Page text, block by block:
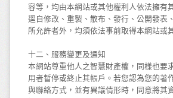
容等，均由本網站或其他權利人依法擁有
逕自修改、重製、散布、發行、公開發表
所允許者外，均須依法事前取得本網站或
十二、服務變更及通知
本網站尊重他人之智慧財產權，同樣也要
用者暫停或終止其帳戶。若您認為您的著
與聯絡方式，並有異議情形時，同意將其